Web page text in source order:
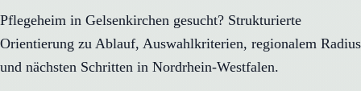
Pflegeheim in Gelsenkirchen gesucht? Strukturierte
Orientierung zu Ablauf, Auswahlkriterien, regionalem Radius
und nächsten Schritten in Nordrhein-Westfalen.